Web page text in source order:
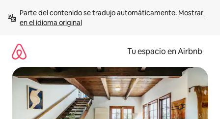
contenido
Parte del contenido se tradujo automáticamente. Mostrar
en el idioma original
Tu espacio en Airbnb